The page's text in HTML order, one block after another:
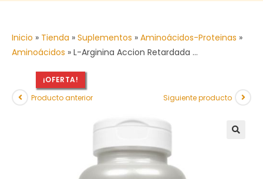
Inicio » Tienda » Suplementos » Aminoácidos-Proteinas »
Aminoácidos » L-Arginina Accion Retardada …
¡OFERTA!
Producto anterior
Siguiente producto